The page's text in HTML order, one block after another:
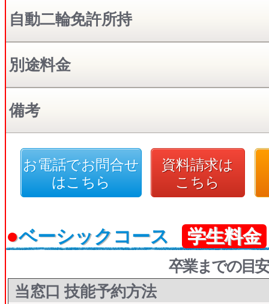
自動二輪免許所持
別途料金
備考
お電話でお問合せ
はこちら
資料請求は
こちら
●ベーシックコース 学生料金
卒業までの目
当窓口 技能予約方法